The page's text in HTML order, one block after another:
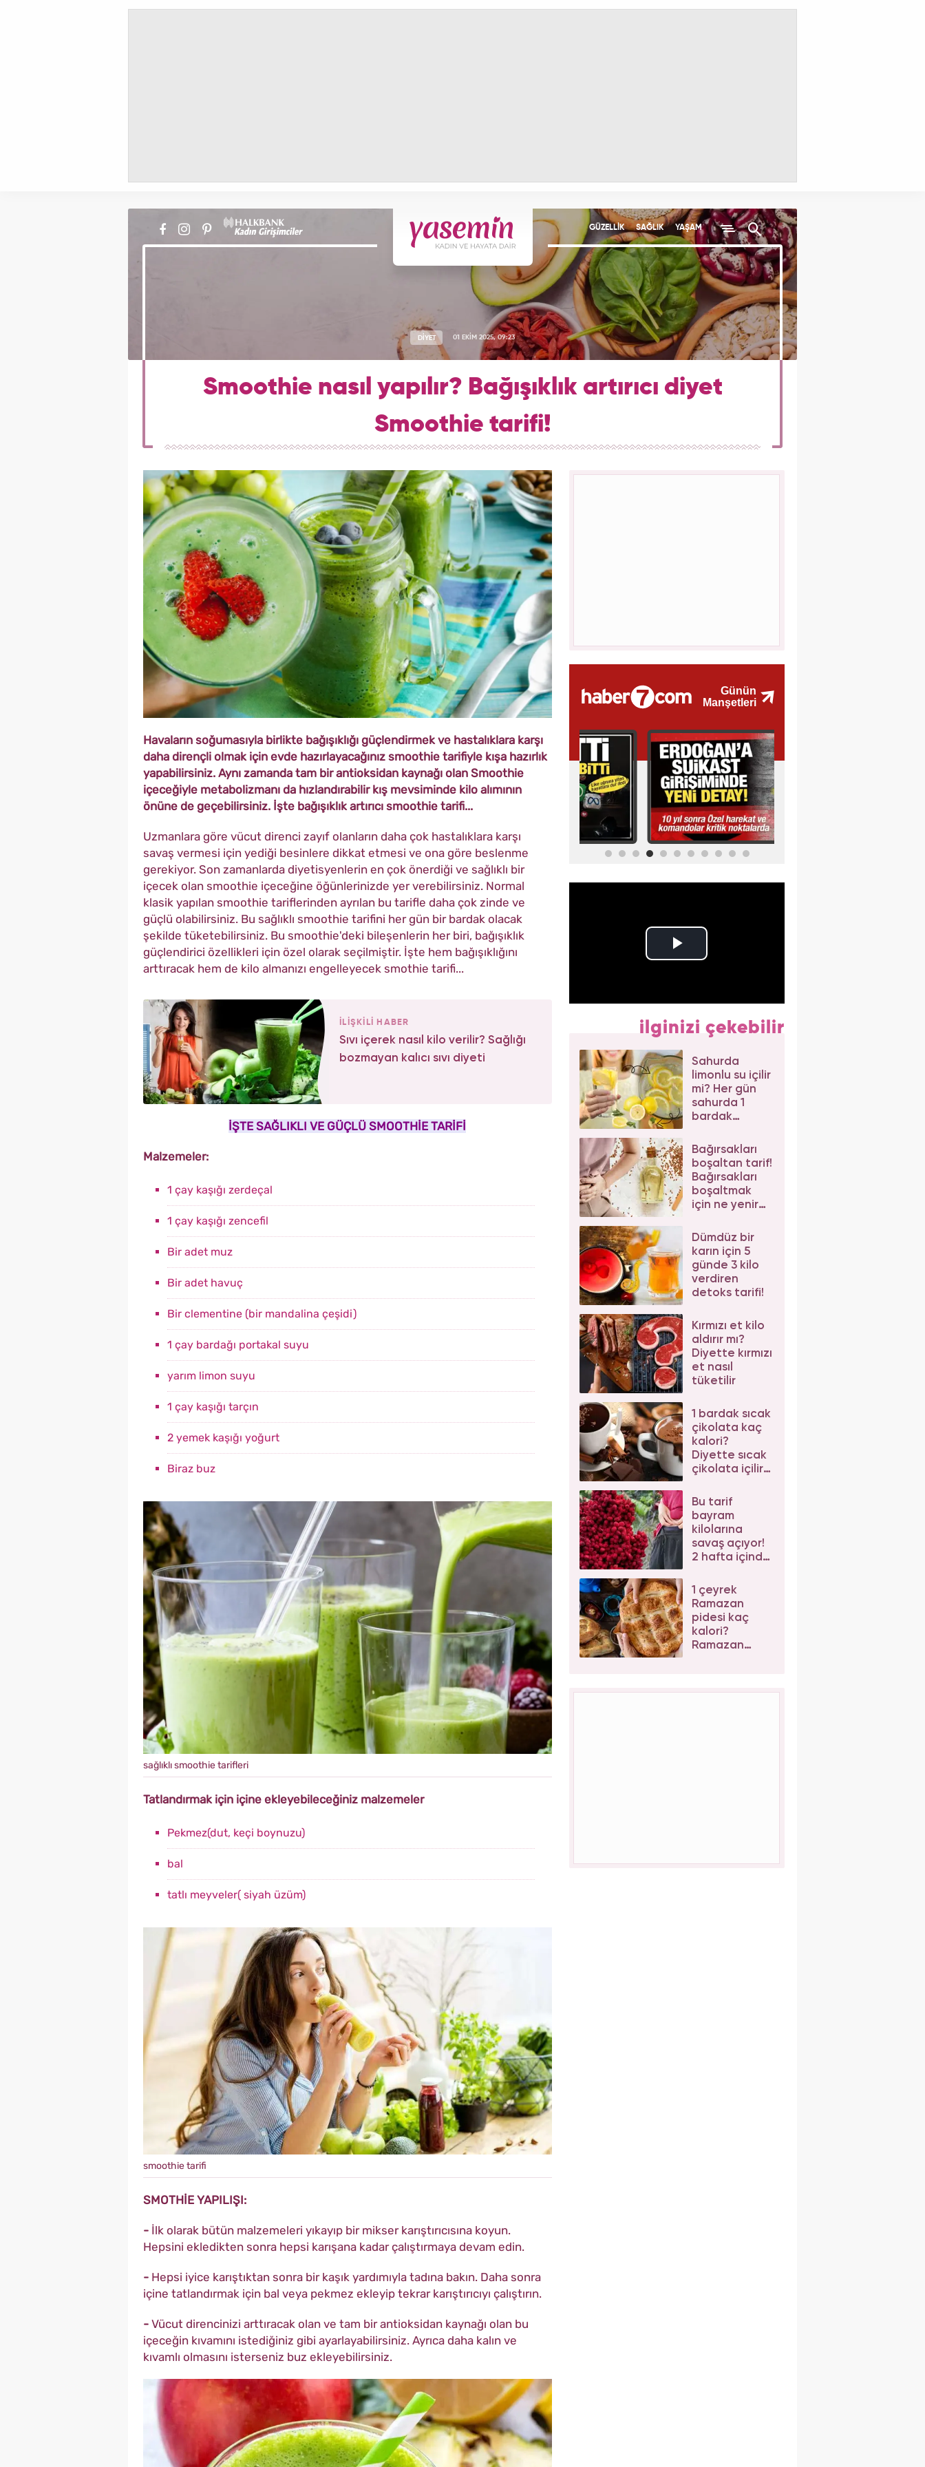
GÜZELLİK SAĞLIK YAŞAM
DİYET 01 EKİM 2025, 09:23
Smoothie nasıl yapılır? Bağışıklık artırıcı diyet
Smoothie tarifi!
Havaların soğumasıyla birlikte bağışıklığı güçlendirmek ve hastalıklara karşı
daha dirençli olmak için evde hazırlayacağınız smoothie tarifiyle kışa hazırlık
yapabilirsiniz. Aynı zamanda tam bir antioksidan kaynağı olan Smoothie
içeceğiyle metabolizmanı da hızlandırabilir kış mevsiminde kilo alımının
önüne de geçebilirsiniz. İşte bağışıklık artırıcı smoothie tarifi...
Uzmanlara göre vücut direnci zayıf olanların daha çok hastalıklara karşı
savaş vermesi için yediği besinlere dikkat etmesi ve ona göre beslenme
gerekiyor. Son zamanlarda diyetisyenlerin en çok önerdiği ve sağlıklı bir
içecek olan smoothie içeceğine öğünlerinizde yer verebilirsiniz. Normal
klasik yapılan smoothie tariflerinden ayrılan bu tarifle daha çok zinde ve
güçlü olabilirsiniz. Bu sağlıklı smoothie tarifini her gün bir bardak olacak
şekilde tüketebilirsiniz. Bu smoothie'deki bileşenlerin her biri, bağışıklık
güçlendirici özellikleri için özel olarak seçilmiştir. İşte hem bağışıklığını
arttıracak hem de kilo almanızı engelleyecek smothie tarifi...
İLİŞKİLİ HABER
Sıvı içerek nasıl kilo verilir? Sağlığı
bozmayan kalıcı sıvı diyeti
İŞTE SAĞLIKLI VE GÜÇLÜ SMOOTHİE TARİFİ
Malzemeler:
1 çay kaşığı zerdeçal
1 çay kaşığı zencefil
Bir adet muz
Bir adet havuç
Bir clementine (bir mandalina çeşidi)
1 çay bardağı portakal suyu
yarım limon suyu
1 çay kaşığı tarçın
2 yemek kaşığı yoğurt
Biraz buz
sağlıklı smoothie tarifleri
Tatlandırmak için içine ekleyebileceğiniz malzemeler
Pekmez(dut, keçi boynuzu)
bal
tatlı meyveler( siyah üzüm)
smoothie tarifi
SMOTHİE YAPILIŞI:
- İlk olarak bütün malzemeleri yıkayıp bir mikser karıştırıcısına koyun.
Hepsini ekledikten sonra hepsi karışana kadar çalıştırmaya devam edin.
- Hepsi iyice karıştıktan sonra bir kaşık yardımıyla tadına bakın. Daha sonra
içine tatlandırmak için bal veya pekmez ekleyip tekrar karıştırıcıyı çalıştırın.
- Vücut direncinizi arttıracak olan ve tam bir antioksidan kaynağı olan bu
içeceğin kıvamını istediğiniz gibi ayarlayabilirsiniz. Ayrıca daha kalın ve
kıvamlı olmasını isterseniz buz ekleyebilirsiniz.
ilginizi çekebilir
Sahurda
limonlu su içilir
mi? Her gün
sahurda 1
bardak
içerseniz...
Bağırsakları
boşaltan tarif!
Bağırsakları
boşaltmak
için ne yenir?
temizliği kürü
Dümdüz bir
karın için 5
günde 3 kilo
verdiren
detoks tarifi!
Kırmızı et kilo
aldırır mı?
Diyette kırmızı
et nasıl
tüketilir
1 bardak sıcak
çikolata kaç
kalori?
Diyette sıcak
çikolata içilir
çikolatanın
faydası
Bu tarif
bayram
kilolarına
savaş açıyor!
2 hafta içinde
yok ediyor
1 çeyrek
Ramazan
pidesi kaç
kalori?
Ramazan